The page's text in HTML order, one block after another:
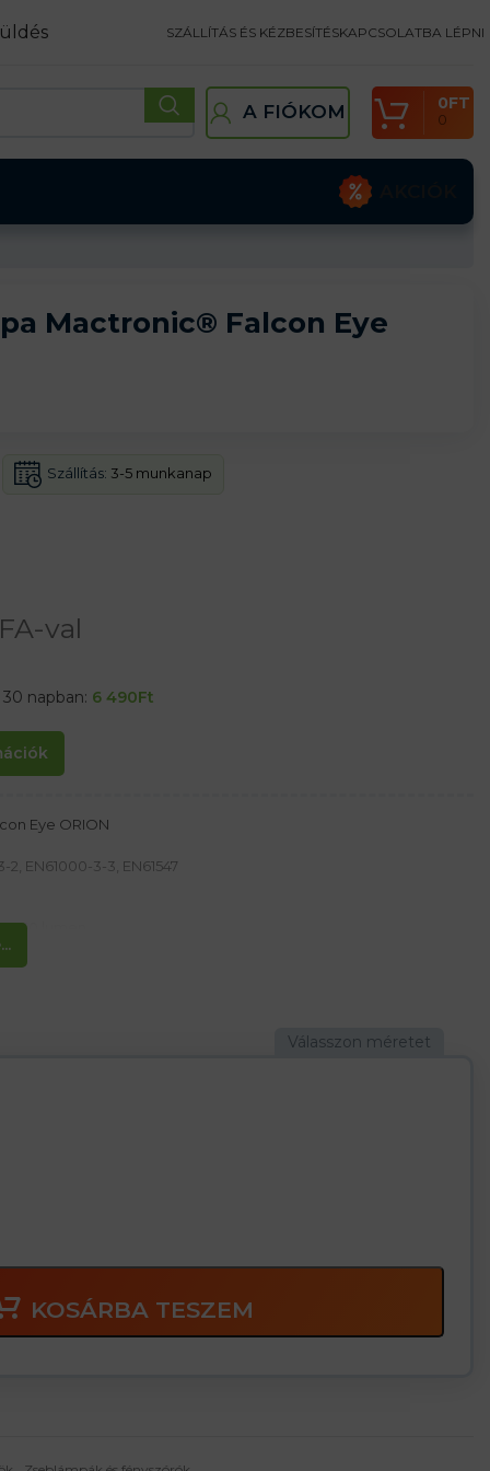
SZÁLLÍTÁS ÉS KÉZBESÍTÉSKAPCSOLATBA LÉPNI
A FIÓKOM 0
0FT
Mactronic® Falcon Eye
Szállítás: 3-5 munkanap
val
napban: 6 490Ft
Eye ORION
EN61000-3-3, EN61547
160 lumen
KOSÁRBA TESZEM